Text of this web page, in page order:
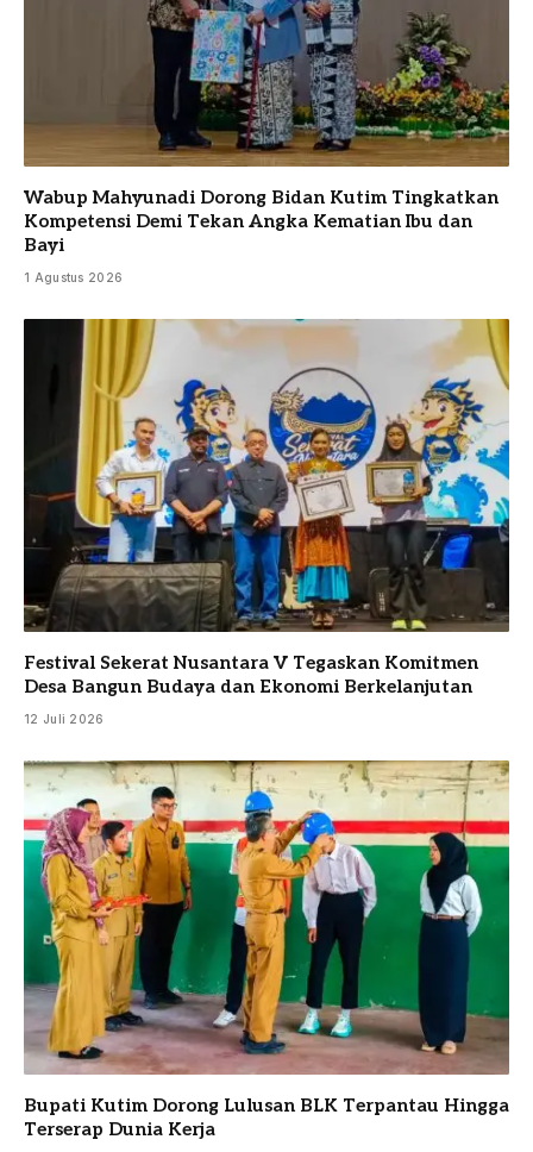
Wabup Mahyunadi Dorong Bidan Kutim Tingkatkan
Kompetensi Demi Tekan Angka Kematian Ibu dan
Bayi
1 Agustus 2026
Festival Sekerat Nusantara V Tegaskan Komitmen
Desa Bangun Budaya dan Ekonomi Berkelanjutan
12 Juli 2026
Bupati Kutim Dorong Lulusan BLK Terpantau Hingga
Terserap Dunia Kerja